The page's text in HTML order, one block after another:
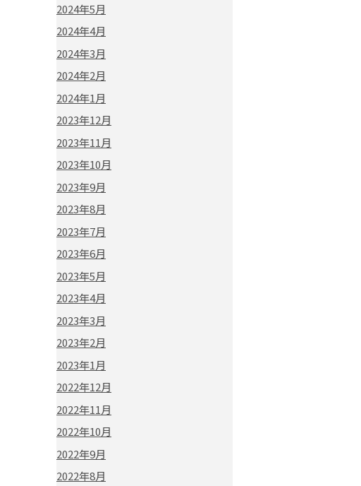
2024年5月
2024年4月
2024年3月
2024年2月
2024年1月
2023年12月
2023年11月
2023年10月
2023年9月
2023年8月
2023年7月
2023年6月
2023年5月
2023年4月
2023年3月
2023年2月
2023年1月
2022年12月
2022年11月
2022年10月
2022年9月
2022年8月